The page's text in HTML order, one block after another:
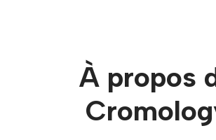
À propos